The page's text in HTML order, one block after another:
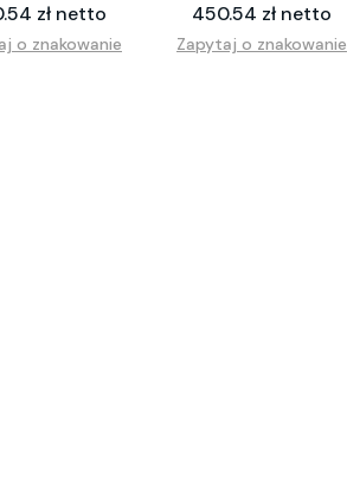
zł netto
o znakowanie
450.54 zł netto
Zapytaj o znakowanie